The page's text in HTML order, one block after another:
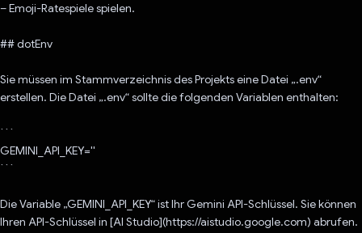
– Emoji-Ratespiele spielen.
## dotEnv
Sie müssen im Stammverzeichnis des Projekts eine Datei „.env“
erstellen. Die Datei „.env“ sollte die folgenden Variablen enthalten:
```
GEMINI_API_KEY=''
```
Die Variable „GEMINI_API_KEY“ ist Ihr Gemini API-Schlüssel. Sie können
Ihren API-Schlüssel in [AI Studio](https://aistudio.google.com) abrufen.